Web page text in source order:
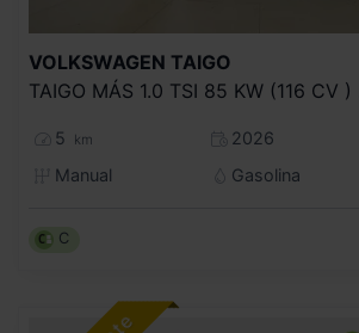
VOLKSWAGEN TAIGO
5 km
2026
Manual
Gasolina
C